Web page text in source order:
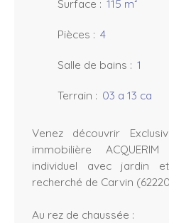
Surface : 115 m²
Pièces : 4
Salle de bains : 1
Terrain : 03 a 13 ca
Venez découvrir
immobilière
individuel avec jardin
recherché de Carvin
Au rez de chaussée :